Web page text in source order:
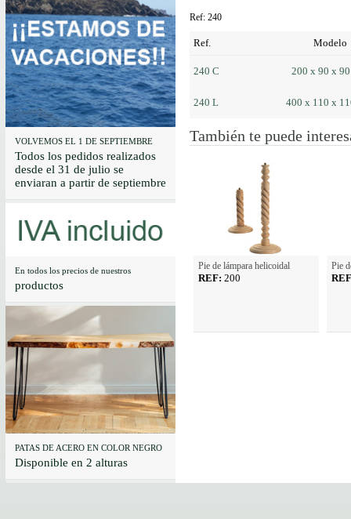
VOLVEMOS EL 1 DE SEPTIEMBRE
Todos los pedidos realizados
desde el 31 de julio se
enviaran a partir de septiembre
En todos los precios de nuestros
productos
PATAS DE ACERO EN COLOR NEGRO
Disponible en 2 alturas
Ref: 240
Ref. Modelo
240 C 200 x 90 x
240 L 400 x 110 x
También te puede
Pie de lámpara helicoidal
REF: 200
Pie